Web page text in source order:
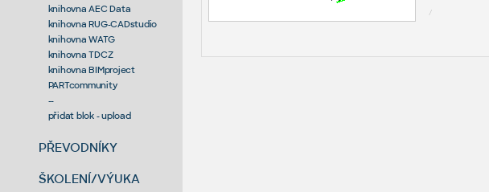
knihovna AEC Data
knihovna RUG-CADstudio
knihovna WATG
knihovna TDCZ
knihovna BIMproject
PARTcommunity
--
přidat blok - upload
PŘEVODNÍKY
ŠKOLENÍ/VÝUKA
/